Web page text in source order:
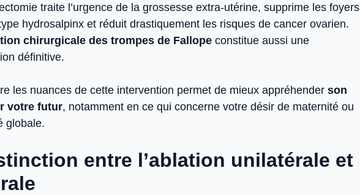
traite l’urgence de la grossesse extra-utérine, supprime les foyers
hydrosalpinx et réduit drastiquement les risques de cancer ovarien.
chirurgicale des trompes de Fallope constitue aussi une
définitive.
les nuances de cette intervention permet de mieux appréhender son
votre futur, notamment en ce qui concerne votre désir de maternité ou
globale.
entre l’ablation unilatérale et